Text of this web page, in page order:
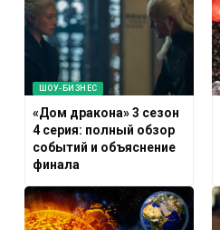
ШОУ-БИЗНЕС
«Дом дракона» 3 сезон
4 серия: полный обзор
событий и объяснение
финала